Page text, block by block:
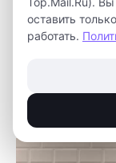
оставить
работать.